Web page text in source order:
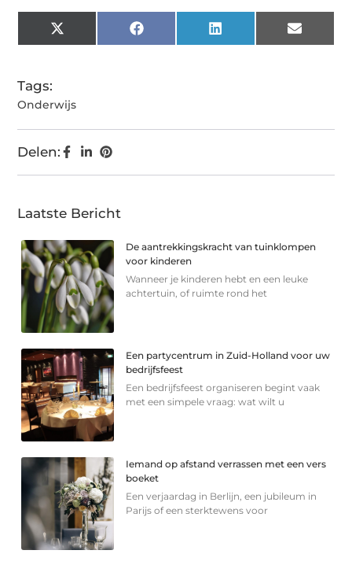
X
(Twitter)
Facebook LinkedIn Email
Tags:
Onderwijs
Delen:
Laatste Bericht
De aantrekkingskracht van tuinklompen
voor kinderen
Wanneer je kinderen hebt en een leuke
achtertuin, of ruimte rond het
Een partycentrum in Zuid-Holland voor uw
bedrijfsfeest
Een bedrijfsfeest organiseren begint vaak
met een simpele vraag: wat wilt u
Iemand op afstand verrassen met een vers
boeket
Een verjaardag in Berlijn, een jubileum in
Parijs of een sterkte­wens voor